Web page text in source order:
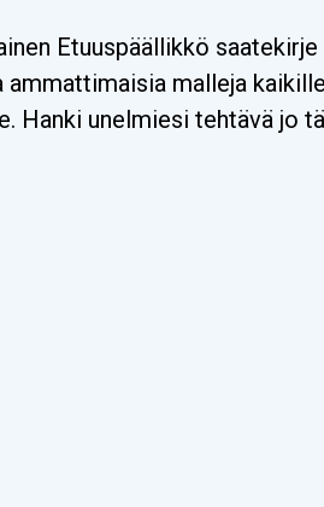
Etuuspäällikkö
ammattimaisia malleja
Hanki unelmiesi tehtävä jo